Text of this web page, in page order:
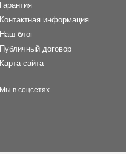
Гарантия
Контактная информация
Наш блог
Публичный договор
Карта сайта
Мы в соцсетях